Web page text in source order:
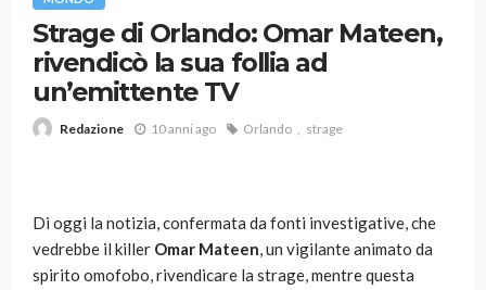
Strage di Orlando: Omar Mateen,
rivendicò la sua follia ad
un’emittente TV
Redazione 10 anni ago Orlando strage
Di oggi la notizia, confermata da fonti investigative, che
vedrebbe il killer Omar Mateen, un vigilante animato da
spirito omofobo, rivendicare la strage, mentre questa